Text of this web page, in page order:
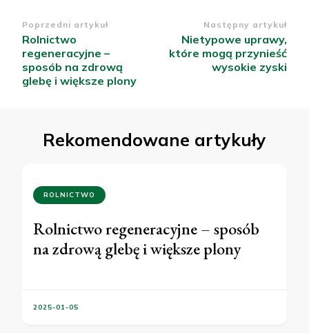
Nawigacja
wpisu
Poprzedni artykuł
Rolnictwo
regeneracyjne –
sposób na zdrową
glebę i większe plony
Następny artykuł
Nietypowe uprawy,
które mogą przynieść
wysokie zyski
Rekomendowane artykuły
ROLNICTWO
Rolnictwo regeneracyjne – sposób
na zdrową glebę i większe plony
2025-01-05